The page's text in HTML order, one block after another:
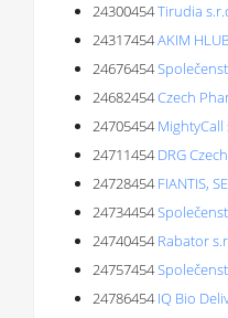
24300454Tirudia
24317454AKIM
24676454
24682454Czech
24705454 MightyCall
24711454 DRG
24728454 FIANTIS, SE
24734454
24740454 Rabator
24757454
24786454 IQ Bio